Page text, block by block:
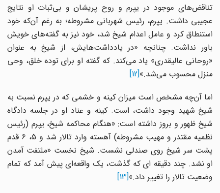
تناقض‌های موجود در یپرم و روح پریشان و بی‌ثبات او نتایج
عجیبی داشت. یپرم، رئیس شهربانی مشروطه؛ به رغم آن‌که خود
استنطاق کرد و عامل اعدام شیخ شد، خود نیز به گفته‌های خویش
باور نداشت. چنانچه «در یادداشت‌هایش، از شیخ به عنوان
«روحانی عالیقدری» یاد می‌کند. که گفته او برای توده خلق، وحی
منزل محسوب می‌شد.»[12]
اما آن‌چه مشخص است میزان کینه و خشمی که در یپرم نسبت به
شیخ شهید وجود داشت، است. کینه و عناد او در جلسه دادگاه
شیخ ظهور و بروز داشته است: «هنگام محاکمه شیخ، یپرم (رئیس
نظمیه مقتدر و مهیب مشروطه) آهسته وارد تالار شد و 5، 6 قدم
پشت سر شیخ روی صندلی نشست. شیخ نخست «ملتفت آمدن
او نشد. چند دقیقه ای که گذشت، یک واقعه‌ای پیش آمد که تمام
وضعیت تالار را تغییر داد.»[13]